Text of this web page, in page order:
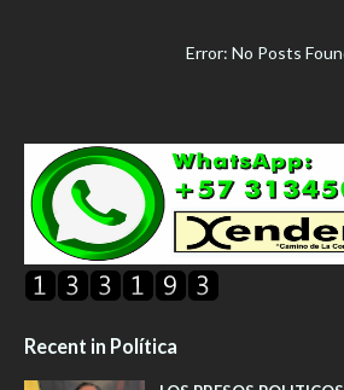
Error: No Posts
Recent in Política